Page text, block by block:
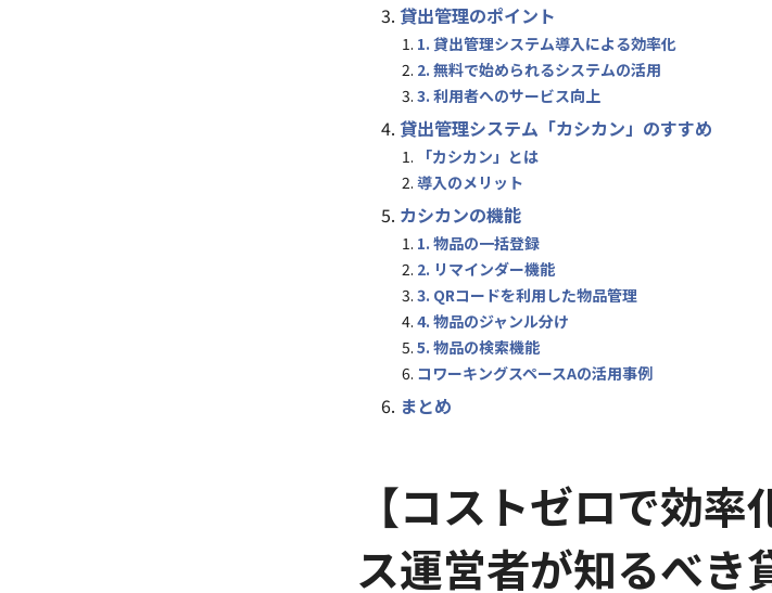
貸出管理のポイント
1. 貸出管理システム導入による効率化
2. 無料で始められるシステムの活用
3. 利用者へのサービス向上
貸出管理システム「カシカン」のすすめ
「カシカン」とは
導入のメリット
カシカンの機能
1. 物品の一括登録
2. リマインダー機能
3. QRコードを利用した物品管理
4. 物品のジャンル分け
5. 物品の検索機能
コワーキングスペースAの活用事例
まとめ
【コストゼロで効
ス運営者が知るべき